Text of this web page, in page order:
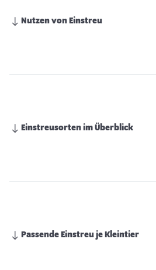
Nutzen von Einstreu
Einstreusorten im Überblick
Passende Einstreu je Kleintier